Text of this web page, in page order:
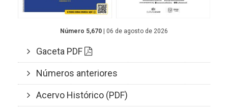
Número 5,670 | 06 de agosto de 2026
Gaceta PDF
Números anteriores
Acervo Histórico (PDF)